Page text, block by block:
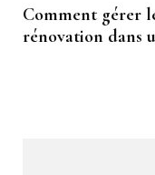
Comment gérer
rénovation dans